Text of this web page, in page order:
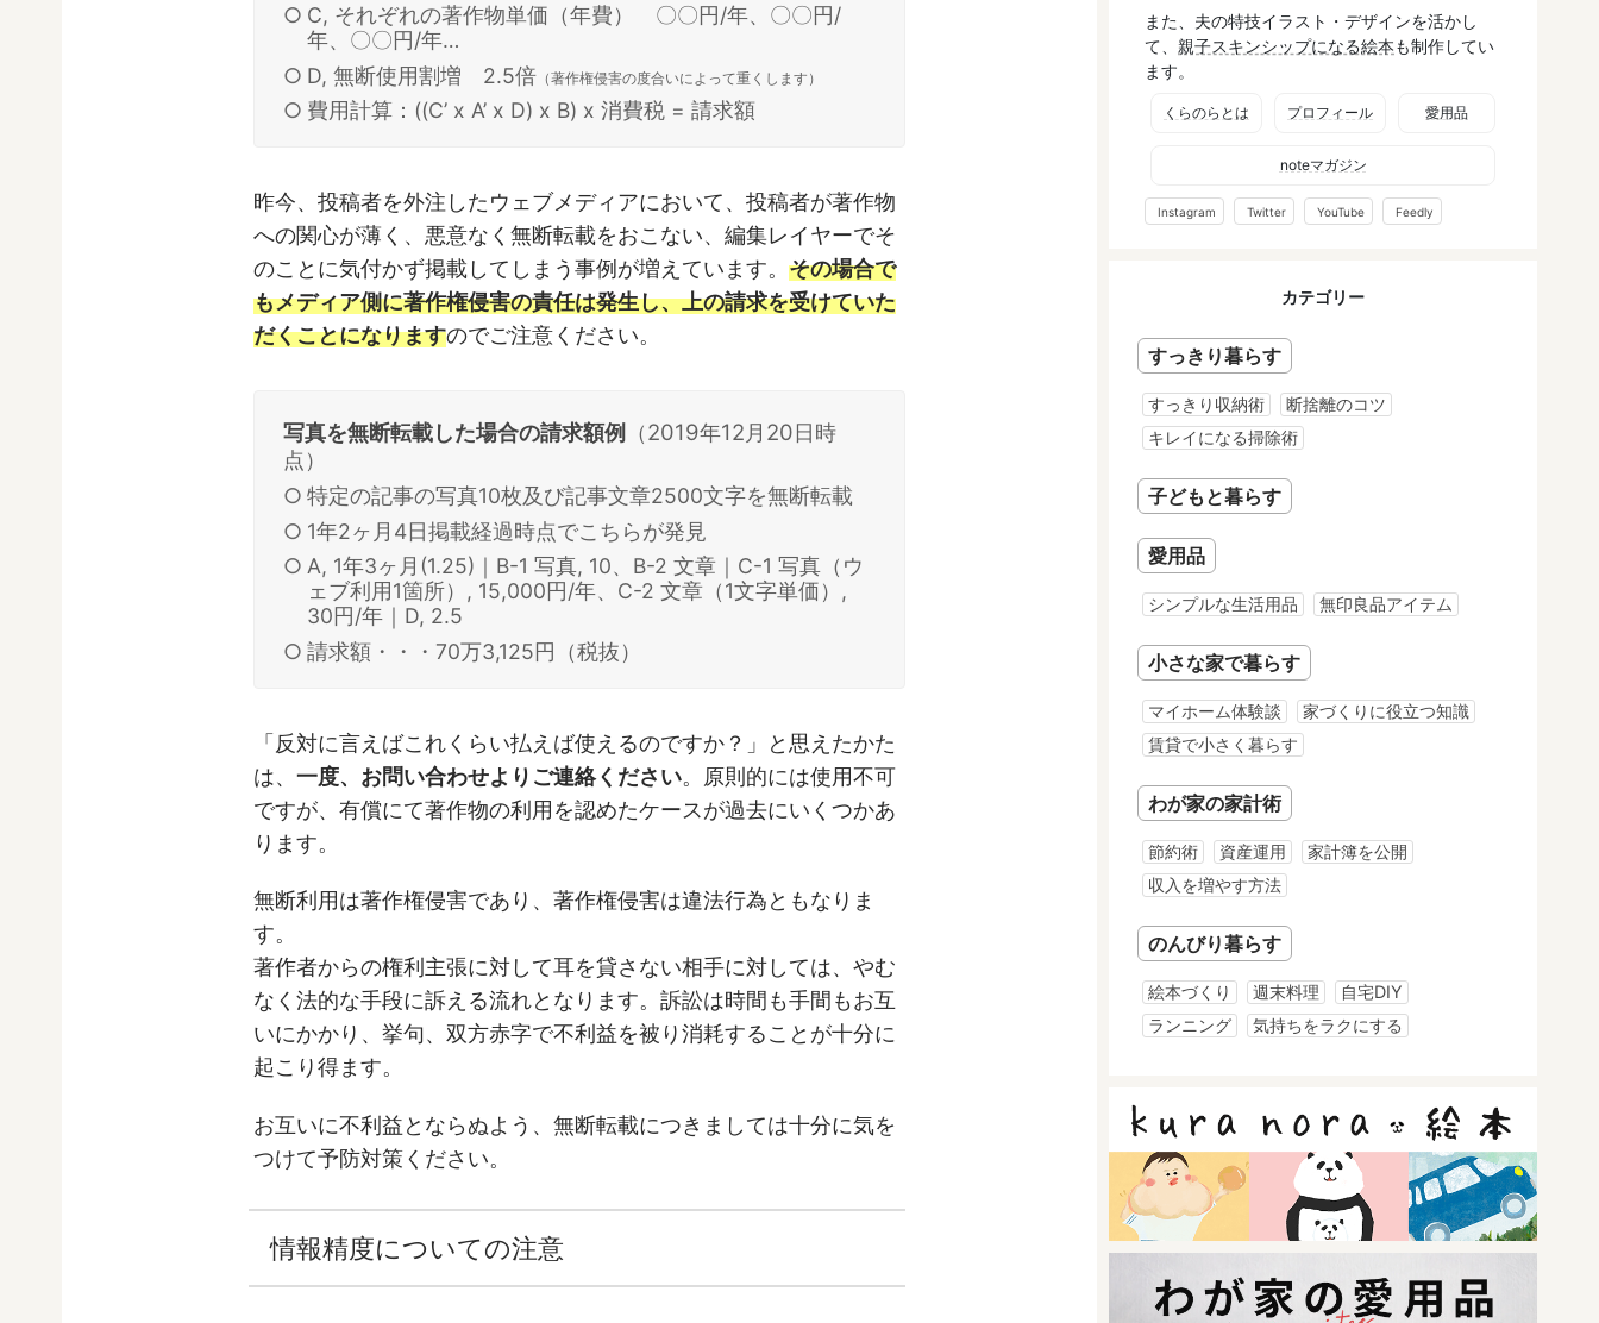
C, それぞれの著作物単価（年費） 〇〇円/年、〇〇円/
年、〇〇円/年…
D, 無断使用割増 2.5倍 （著作権侵害の度合いによって重くします）
費用計算：((C’ x A’ x D) x B) x 消費税 = 請求額
昨今、投稿者を外注したウェブメディアにおいて、投稿者が著作物
への関心が薄く、悪意なく無断転載をおこない、編集レイヤーでそ
のことに気付かず掲載してしまう事例が増えています。 その場合で
もメディア側に著作権侵害の責任は発生し、上の請求を受けていた
だくことになりますのでご注意ください。
写真を無断転載した場合の請求額例 （2019年12月20日時
点）
特定の記事の写真10枚及び記事文章2500文字を無断転載
1年2ヶ月4日掲載経過時点でこちらが発見
A, 1年3ヶ月(1.25)｜B-1 写真, 10、B-2 文章｜C-1 写真（ウ
ェブ利用1箇所）, 15,000円/年、C-2 文章（1文字単価）,
30円/年｜D, 2.5
請求額・・・70万3,125円（税抜）
「反対に言えばこれくらい払えば使えるのですか？」と思えたかた
は、 一度、お問い合わせよりご連絡ください。原則的には使用不可
ですが、有償にて著作物の利用を認めたケースが過去にいくつかあ
ります。
無断利用は著作権侵害であり、著作権侵害は違法行為ともなりま
す。
著作者からの権利主張に対して耳を貸さない相手に対しては、やむ
なく法的な手段に訴える流れとなります。訴訟は時間も手間もお互
いにかかり、挙句、双方赤字で不利益を被り消耗することが十分に
起こり得ます。
お互いに不利益とならぬよう、無断転載につきましては十分に気を
つけて予防対策ください。
情報精度についての注意
また、夫の特技イラスト・デザインを活かし
て、 親子スキンシップになる絵本も制作してい
ます。
くらのらとは プロフィール 愛用品
noteマガジン
Instagram Twitter YouTube Feedly
カテゴリー
すっきり暮らす
すっきり収納術
断捨離のコツ
キレイになる掃除術
子どもと暮らす
愛用品
シンプルな生活用品 無印良品アイテム
小さな家で暮らす
マイホーム体験談
家づくりに役立つ知識
賃貸で小さく暮らす
わが家の家計術
節約術 資産運用
家計簿を公開
収入を増やす方法
のんびり暮らす
絵本づくり 週末料理
自宅DIY
ランニング
気持ちをラクにする